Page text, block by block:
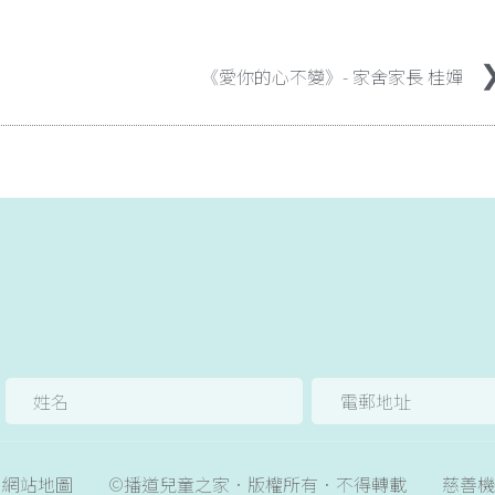
《愛你的心不變》- 家舍家長 桂嬋
網站地圖 ©播道兒童之家．版權所有．不得轉載 慈善